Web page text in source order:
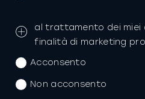
al trattamento dei miei
finalità di marketing
Acconsento
Non acconsento